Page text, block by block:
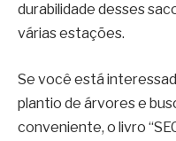
durabilidade desses
várias estações.
Se você está
plantio de árvores e
conveniente, o livro